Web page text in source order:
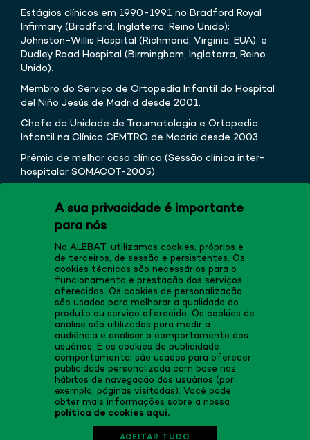
A sua privacidade é importante
para nós
Na ALEBAT, utilizamos cookies, próprios e
de terceiros, de sessão e persistentes. Os
cookies técnicos são necessários para o
funcionamento e prestação dos serviços
oferecidos. Os cookies de personalização
são usados para melhorar a qualidade do
produto ou serviço oferecido. Os cookies de
análise são utilizados para medir a
audiência e analisar o comportamento dos
usuários. E os cookies de publicidade
comportamental são usados para oferecer
publicidade personalizada com base nos
hábitos de navegação dos usuários (por
exemplo, páginas visitadas). Você pode
obter mais informações sobre a nossa
política de cookies aqui.
ACEITAR TUDO
Estágios clínicos em 1990-1991 no Bradford Royal
Infirmary (Bradford, Inglaterra, Reino Unido);
Johnston-Willis Hospital (Richmond, Virginia, EUA); e
Dudley Road Hospital (Birmingham, Inglaterra, Reino
Unido).
Membro do Serviço de Ortopedia Infantil do Hospital
del Niño Jesús de Madrid desde 2001.
Chefe da Unidade de Traumatologia e Ortopedia
Infantil na Clínica CEMTRO de Madrid desde 2003.
Prêmio de melhor caso clínico (Sessão clínica inter-
hospitalar SOMACOT-2005).
Ortopedia Infantil, com especial interesse no estudo
e tratamento de deformidades ósseas e
alongamento ósseo de membros, e na traumatologia
esportiva infantil.